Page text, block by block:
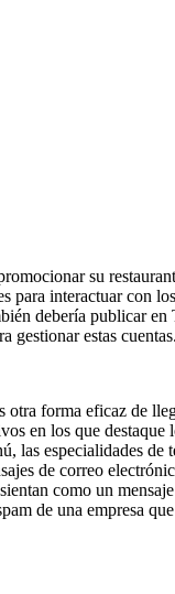
su
para interactuar con
debería publicar
gestionar estas cuentas.
forma eficaz de
en los que destaque
las especialidades de
de correo
como un
de una empresa